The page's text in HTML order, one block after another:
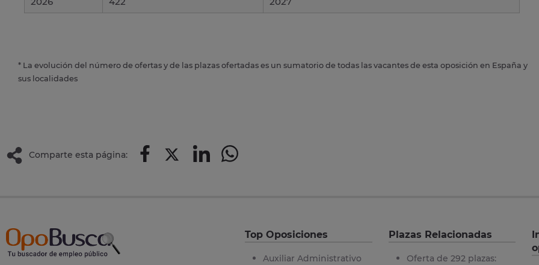
* La evolución del número de ofertas y de las plazas ofertadas es un sumatorio de todas las vacantes de esta oposición en España y
sus localidades
Comparte esta página:
Top Oposiciones
Auxiliar Administrativo
Plazas Relacionadas
Oferta de 292 plazas: